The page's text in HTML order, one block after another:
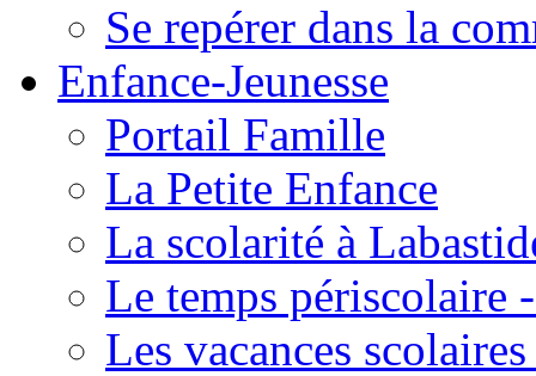
Se repérer dans la
Enfance-Jeunesse
Portail Famille
La Petite Enfance
La scolarité à
Le temps périscolaire
Les vacances